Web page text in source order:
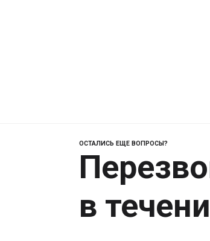
ОСТАЛИСЬ ЕЩЕ ВОПРОСЫ?
в